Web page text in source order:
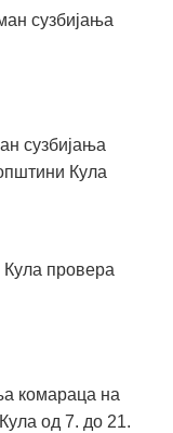
сузбијања
сузбијања
Кула
провера
комараца на
од 7. до 21.